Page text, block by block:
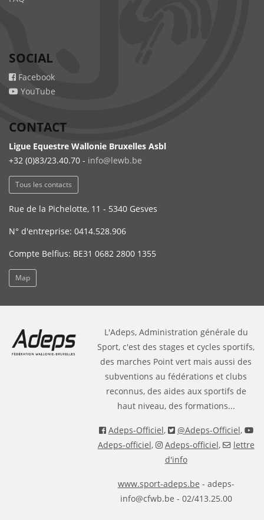
SOCIAL
Facebook
YouTube
CONTACT
Ligue Equestre Wallonie Bruxelles Asbl
+32 (0)83/23.40.70 - info@lewb.be
Tous les contacts
Rue de la Pichelotte, 11 - 5340 Gesves
N° d'entreprise: 0414.528.906
Compte Belfius: BE31 0682 2800 1355
Map
L'Adeps, Administration générale du
Sport, c'est des stages et cycles sportifs,
des marches Point vert mais aussi des
subventions au fédérations et clubs
reconnus, des aides aux sportifs de
haut niveau, des formations...
Adeps-Officiel, @Adeps-Officiel,
Adeps-officiel, Adeps-officiel,
lettre
d'info
www.sport-adeps.be - adeps-
info@cfwb.be - 02/413.25.00